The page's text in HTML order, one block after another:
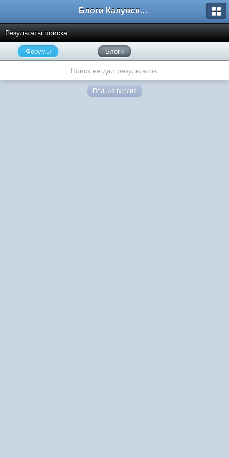
Блоги Калужского перекрестка
Результаты поиска
Форумы Блоги
Поиск не дал результатов.
Полная версия